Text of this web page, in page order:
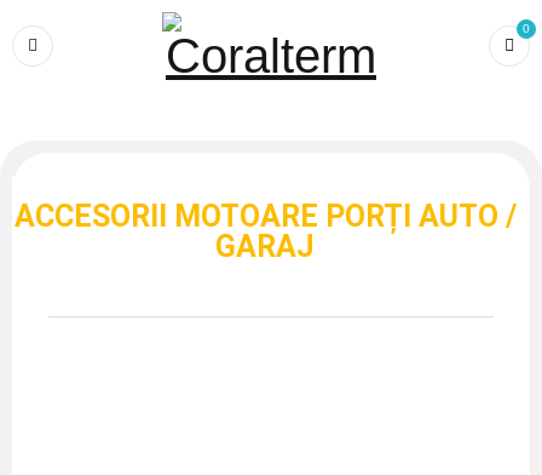
0
ACCESORII MOTOARE PORȚI AUTO /
GARAJ